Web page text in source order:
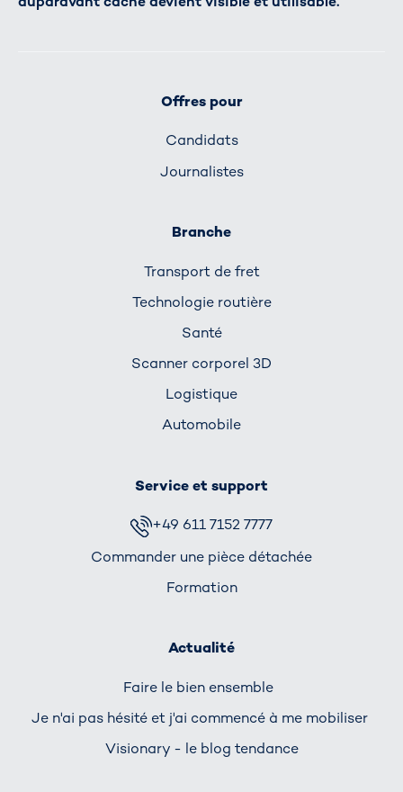
Offres pour
Candidats
Journalistes
Branche
Transport de fret
Technologie routière
Santé
Scanner corporel 3D
Logistique
Automobile
Service et support
+49 611 7152 7777
Commander une pièce détachée
Formation
Actualité
Faire le bien ensemble
Je n'ai pas hésité et j'ai commencé à me mobiliser
Visionary - le blog tendance